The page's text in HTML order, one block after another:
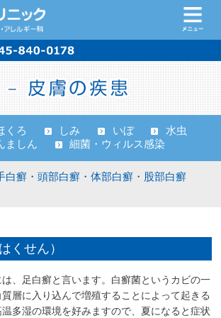
くろ しみ いぼ
水虫
ましん 細菌・ウィルス感染
白癬・頭部白癬・体部白癬・股部白癬
くせん）
、足白癬と言います。白癬菌というカビの一
層に入り込んで増殖することによって起きる
多湿の環境を好みますので、夏になると症状